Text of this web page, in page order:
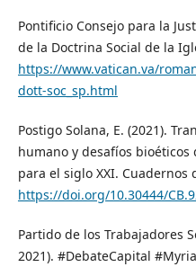
Pontificio Consejo para la
de la Doctrina Social de la
https://www.vatican.va/
dott-soc_sp.html
Postigo Solana, E. (2021).
humano y desafíos
para el siglo XXI. Cuadernos
https://doi.org/10.30444/
Partido de los Trabajadores
2021). #DebateCapital